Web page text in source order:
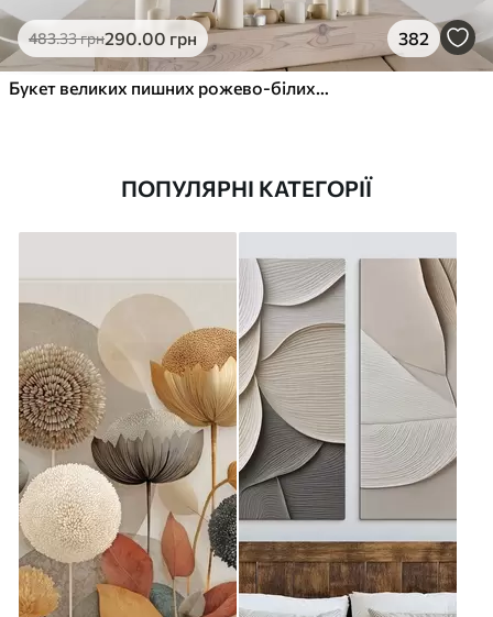
483.33грн290.00 грн 382
Букет великих пишних рожево-білих квітів півонії із зеленим листям на м’якому розмитому фоні
ПОПУЛЯРНІ КАТЕГОРІЇ